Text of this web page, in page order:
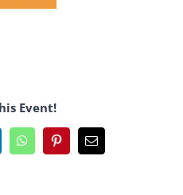
Event!
WhatsAppPinterest
E-